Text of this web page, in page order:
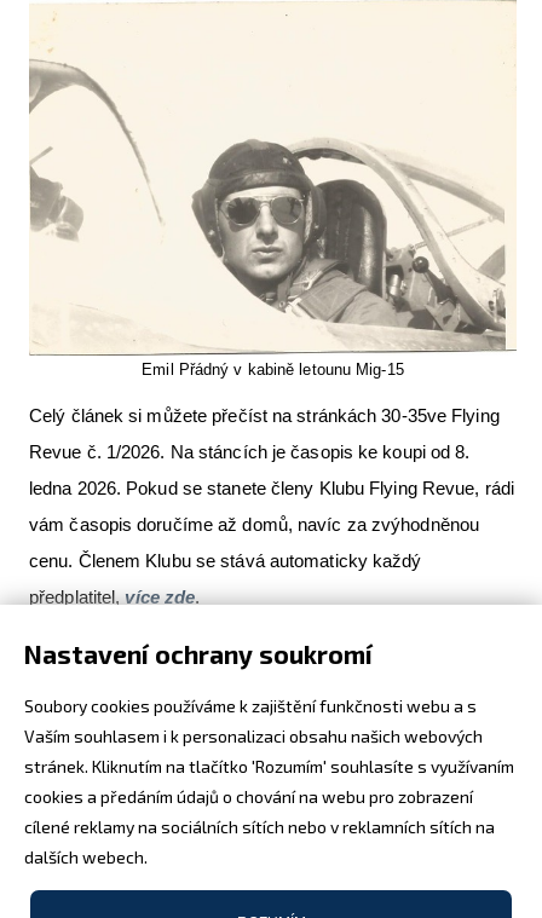
Emil Přádný v kabině letounu Mig-15
Celý článek si můžete přečíst na stránkách 30-35ve Flying
Revue č. 1/2026. Na stáncích je časopis ke koupi od 8.
ledna 2026. Pokud se stanete členy Klubu Flying Revue, rádi
vám časopis doručíme až domů, navíc za zvýhodněnou
cenu. Členem Klubu se stává automaticky každý
předplatitel,více zde.
Flying Revue 1/2026
31.1.2026
Sharkem na Dubai Airshow 2025
7.2.2026
Úvod do světa bezmotorového létání
Nastavení ochrany soukromí
Soubory cookies používáme k zajištění funkčnosti webu a s
Vaším souhlasem i k personalizaci obsahu našich webových
stránek. Kliknutím na tlačítko 'Rozumím' souhlasíte s využívaním
cookies a předáním údajů o chování na webu pro zobrazení
cílené reklamy na sociálních sítích nebo v reklamních sítích na
dalších webech.